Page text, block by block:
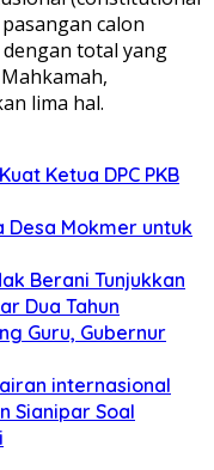
calon
total yang
lima hal.
Ketua DPC PKB
Desa Mokmer untuk
Berani Tunjukkan
Dua Tahun
Guru, Gubernur
internasional
Sianipar Soal